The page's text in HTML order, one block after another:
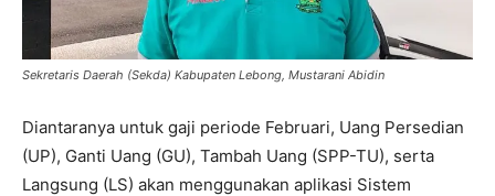
Sekretaris Daerah (Sekda) Kabupaten Lebong, Mustarani Abidin
Diantaranya untuk gaji periode Februari, Uang Persedian
(UP), Ganti Uang (GU), Tambah Uang (SPP-TU), serta
Langsung (LS) akan menggunakan aplikasi Sistem